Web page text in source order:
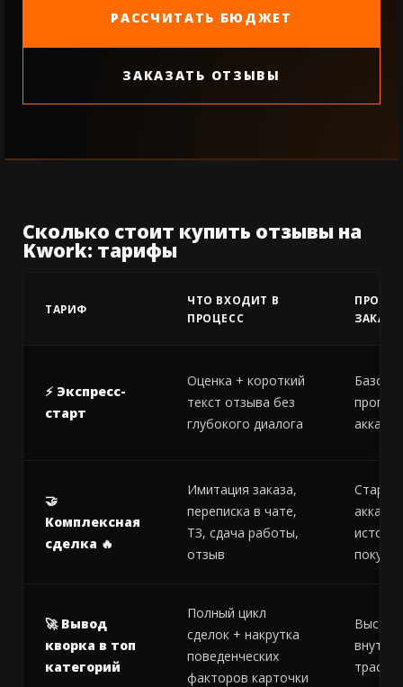
РАССЧИТАТЬ БЮДЖЕТ
ЗАКАЗАТЬ ОТЗЫВЫ
Сколько стоит купить отзывы на
Kwork: тарифы
ТАРИФ
ЧТО ВХОДИТ В
ПРОЦЕСС
⚡ Экспресс-
старт
Оценка + короткий
текст отзыва без
глубокого диалога
аккаунт
🤝
Комплексная
сделка 🔥
Имитация заказа,
переписка в чате,
ТЗ, сдача работы,
отзыв
Старый
покупок
🚀 Вывод
кворка в топ
категорий
Полный цикл
сделок + накрутка
поведенческих
факторов карточки
траст